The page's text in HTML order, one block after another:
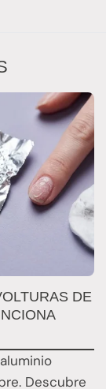
DE
Descubre